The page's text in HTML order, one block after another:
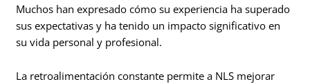
Muchos han expresado cómo su experiencia ha superado
sus expectativas y ha tenido un impacto significativo en
su vida personal y profesional.
La retroalimentación constante permite a NLS mejorar